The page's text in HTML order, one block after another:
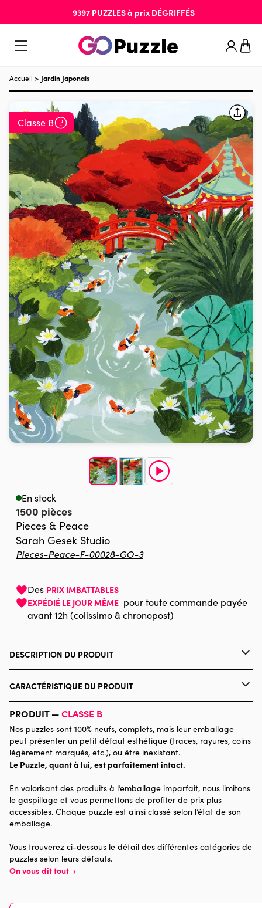
9397 PUZZLESà prix DÉGRIFFÉS
Accueil > Jardin Japonais
Classe B
En stock
1500 pièces
Pieces & Peace
Sarah Gesek Studio
Pieces-Peace-F-00028-GO-3
Des PRIX IMBATTABLES
EXPÉDIÉ LE JOUR MÊME pour toute commande payée
avant 12h (colissimo & chronopost)
DESCRIPTION DU PRODUIT
Sarah Gesek Studio
Quelles sont les particularités des puzzles Pieces & Peace ?
Les puzzles sont tous conçus et fabriqués en France. Ils sont
imprimés et contrecollés sur du papier et du carton bleu épais
certifié FSC, dans le but de limiter l'impact environnemental
mais également vous procurer une expérience d'assemblage de
qualité. Allié de choix contre le stress, montez un puzzle Pieces &
Peace, et profitez pleinement d'un moment de détente, à
assembler des illustrations originales, qui ne vous laisseront pas
Pieces & Peace s'engage également pour les plus démunis :
pour chaque boite de puzzle vendue, 1 € est reversé à une
association qui oeuvre pour la paix et le bien-être dans le
monde.
CARACTÉRISTIQUE DU PRODUIT
Catégorie Puzzles - Art
Age
Puzzle pour Adultes (500 à
Provenance Made in France
Dimensions
PRODUIT —CLASSE B
Nos puzzles sont 100% neufs, complets, mais leur emballage
peut présenter un petit défaut esthétique (traces, rayures, coins
légèrement marqués, etc.), ou être inexistant.
Le Puzzle, quant à lui, est parfaitement intact.
En valorisant des produits à l’emballage imparfait, nous limitons
le gaspillage et vous permettons de profiter de prix plus
accessibles. Chaque puzzle est ainsi classé selon l’état de son
emballage.
Vous trouverez ci-dessous le détail des différentes catégories de
puzzles selon leurs défauts.
On vous dit tout ›